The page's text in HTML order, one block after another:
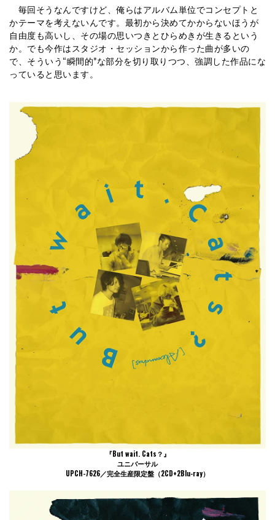
毎回そうなんですけど、俺らはアルバム単位でコンセプトと
かテーマを考えないんです。最初から決めてかからないほうが
自由度も高いし、その場の思いつきとひらめきが生きるという
か。でも今作はスタジオ・セッションから作った曲が多いの
で、そういう“瞬間的”な部分を切り取りつつ、強調した作品にな
っていると思います。
『But wait. Cats？』
ユニバーサル
UPCH-7626／完全生産限定盤（2CD+2Blu-ray）